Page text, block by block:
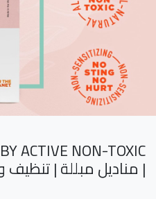
| مناديل مبللة |